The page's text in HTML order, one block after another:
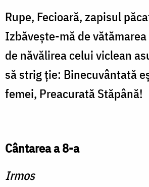
Rupe, Fecioară, zapisul
Izbăveşte-mă de
de năvă­lirea celui viclean
să strig ţie: Binecuvântată
femei, Preacurată Stăpână!
Cântarea a 8-a
Irmos